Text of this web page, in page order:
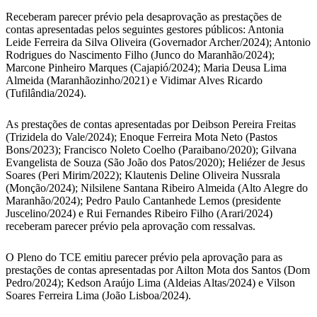
Receberam parecer prévio pela desaprovação as prestações de
contas apresentadas pelos seguintes gestores públicos: Antonia
Leide Ferreira da Silva Oliveira (Governador Archer/2024); Antonio
Rodrigues do Nascimento Filho (Junco do Maranhão/2024);
Marcone Pinheiro Marques (Cajapió/2024); Maria Deusa Lima
Almeida (Maranhãozinho/2021) e Vidimar Alves Ricardo
(Tufilândia/2024).
As prestações de contas apresentadas por Deibson Pereira Freitas
(Trizidela do Vale/2024); Enoque Ferreira Mota Neto (Pastos
Bons/2023); Francisco Noleto Coelho (Paraibano/2020); Gilvana
Evangelista de Souza (São João dos Patos/2020); Heliézer de Jesus
Soares (Peri Mirim/2022); Klautenis Deline Oliveira Nussrala
(Monção/2024); Nilsilene Santana Ribeiro Almeida (Alto Alegre do
Maranhão/2024); Pedro Paulo Cantanhede Lemos (presidente
Juscelino/2024) e Rui Fernandes Ribeiro Filho (Arari/2024)
receberam parecer prévio pela aprovação com ressalvas.
O Pleno do TCE emitiu parecer prévio pela aprovação para as
prestações de contas apresentadas por Ailton Mota dos Santos (Dom
Pedro/2024); Kedson Araújo Lima (Aldeias Altas/2024) e Vilson
Soares Ferreira Lima (João Lisboa/2024).